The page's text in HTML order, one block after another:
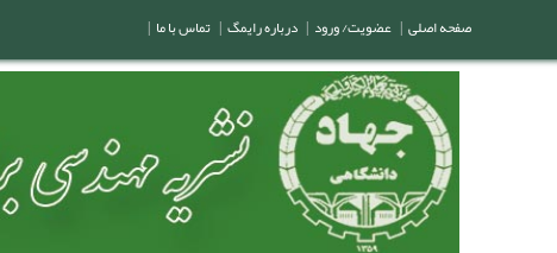
صفحه اصلی | عضویت/ ورود | درباره رایمگ | تماس با ما |